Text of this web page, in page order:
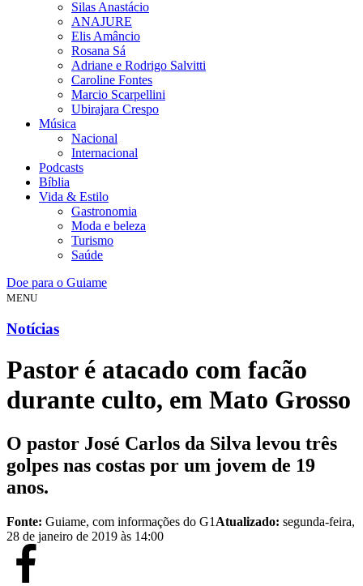
Silas Anastácio
ANAJURE
Elis Amâncio
Rosana Sá
Adriane e Rodrigo Salvitti
Caroline Fontes
Marcio Scarpellini
Ubirajara Crespo
Música
Nacional
Internacional
Podcasts
Bíblia
Vida & Estilo
Gastronomia
Moda e beleza
Turismo
Saúde
Doe para o Guiame
MENU
Notícias
Pastor é atacado com facão
durante culto, em Mato Grosso
O pastor José Carlos da Silva levou três
golpes nas costas por um jovem de 19
anos.
Fonte: Guiame, com informações do G1 Atualizado: segunda-feira,
28 de janeiro de 2019 às 14:00